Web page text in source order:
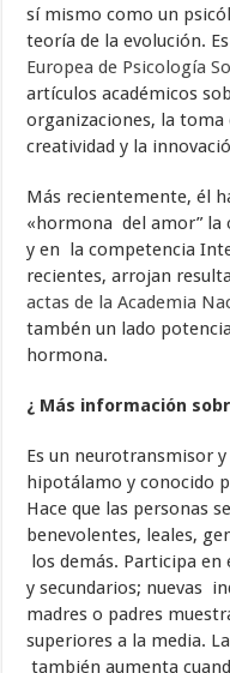
sí mismo como un
teoría de la evolución.
Europea de Psicología
artículos académicos
organizaciones, la toma
creatividad y la
Más recientemente, él
«hormona del amor” la
y en la competencia
recientes, arrojan
actas de la Academia
tambén un lado
hormona.
¿ Más información
Es un neurotransmisor
hipotálamo y conocido
Hace que las personas
benevolentes, leales,
los demás. Participa
y secundarios; nuevas
madres o padres
superiores a la media.
también aumenta